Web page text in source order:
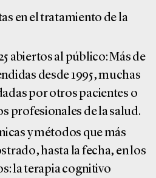
en el tratamiento de la
abiertos al público: Más de
desde 1995, muchas
por otros pacientes o
profesionales de la salud.
y métodos que más
hasta la fecha, en los
la terapia cognitivo